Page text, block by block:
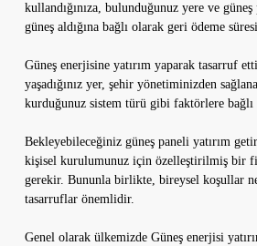
kullandığınıza, bulunduğunuz yere ve
güneş aldığına bağlı olarak geri ödeme
Güneş enerjisine yatırım yaparak tasarruf
yaşadığınız yer, şehir yönetiminizden
kurduğunuz sistem türü gibi faktörlere bağlı
Bekleyebileceğiniz güneş paneli yatırım
kişisel kurulumunuz için özelleştirilmiş bir
gerekir. Bununla birlikte, bireysel koşullar
tasarruflar önemlidir.
Genel olarak ülkemizde Güneş enerjisi